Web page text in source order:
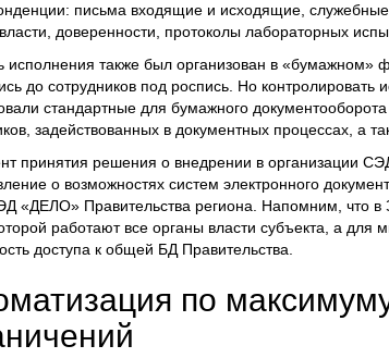
письма входящие и исходящие,
доверенности, протоколы лабораторных
исполнения также был организован в
до сотрудников под роспись. Но
стандартные для бумажного
задействованных в документных процессах, а
принятия решения о внедрении в организации
о возможностях систем электронного
«ДЕЛО» Правительства региона. Напомним, что в
работают все органы власти субъекта, а для
доступа к общей БД Правительства.
по